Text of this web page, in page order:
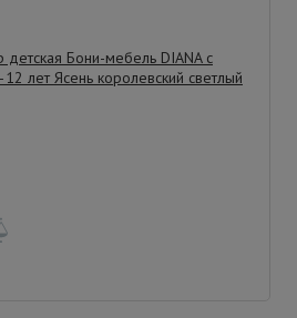
Бони-мебель DIANA с
лет Ясень королевский светлый